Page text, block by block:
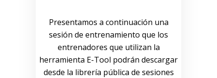
Presentamos a continuación una
sesión de entrenamiento que los
entrenadores que utilizan la
herramienta E-Tool podrán descargar
desde la librería pública de sesiones